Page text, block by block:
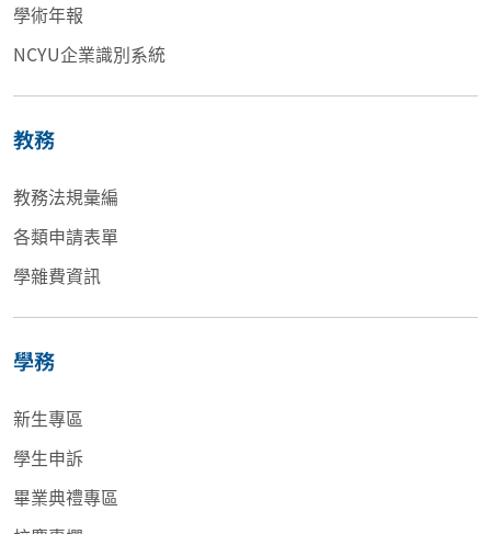
學術年報
NCYU企業識別系統
教務
教務法規彙編
各類申請表單
學雜費資訊
學務
新生專區
學生申訴
畢業典禮專區